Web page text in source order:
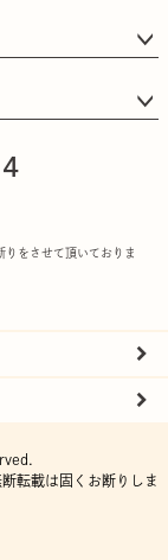
りをさせて頂いておりま
転載は固くお断りしま